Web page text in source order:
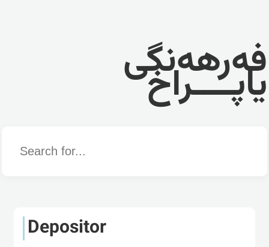
فەرهەنگی
یاپــــراخ
Word
Depositor